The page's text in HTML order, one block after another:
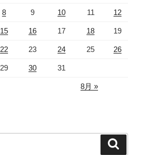
8 9 10 11 12
15 16 17 18 19
22 23 24 25 26
29 30 31
8月 »